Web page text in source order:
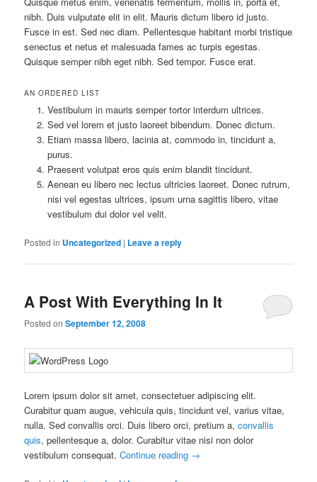
nibh. Duis vulputate elit in elit. Mauris dictum libero id justo.
Fusce in est. Sed nec diam. Pellentesque habitant morbi tristique
senectus et netus et malesuada fames ac turpis egestas.
Quisque semper nibh eget nibh. Sed tempor. Fusce erat.
AN ORDERED LIST
Vestibulum in mauris semper tortor interdum ultrices.
Sed vel lorem et justo laoreet bibendum. Donec dictum.
Etiam massa libero, lacinia at, commodo in, tincidunt a,
purus.
Praesent volutpat eros quis enim blandit tincidunt.
Aenean eu libero nec lectus ultricies laoreet. Donec rutrum,
nisi vel egestas ultrices, ipsum urna sagittis libero, vitae
vestibulum dui dolor vel velit.
Posted in Uncategorized | Leave a reply
A Post With Everything In It
Posted onSeptember 12, 2008
Lorem ipsum dolor sit amet, consectetuer adipiscing elit.
Curabitur quam augue, vehicula quis, tincidunt vel, varius vitae,
nulla. Sed convallis orci. Duis libero orci, pretium a,convallis
quis, pellentesque a, dolor. Curabitur vitae nisi non dolor
vestibulum consequat.Continue reading →